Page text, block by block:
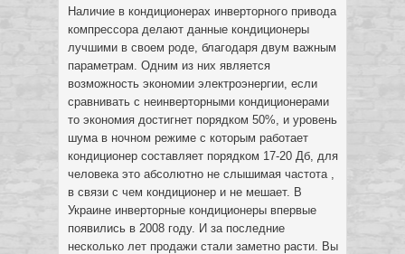
Наличие в кондиционерах инверторного привода
компрессора делают данные кондиционеры
лучшими в своем роде, благодаря двум важным
параметрам. Одним из них является
возможность экономии электроэнергии, если
сравнивать с неинверторными кондиционерами
то экономия достигнет порядком 50%, и уровень
шума в ночном режиме с которым работает
кондиционер составляет порядком 17-20 Дб, для
человека это абсолютно не слышимая частота ,
в связи с чем кондиционер и не мешает. В
Украине инверторные кондиционеры впервые
появились в 2008 году. И за последние
несколько лет продажи стали заметно расти. Вы